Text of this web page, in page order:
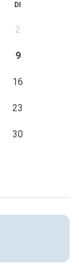
DI
2
9
16
23
30